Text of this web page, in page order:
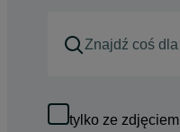
tylko ze zdjęciem